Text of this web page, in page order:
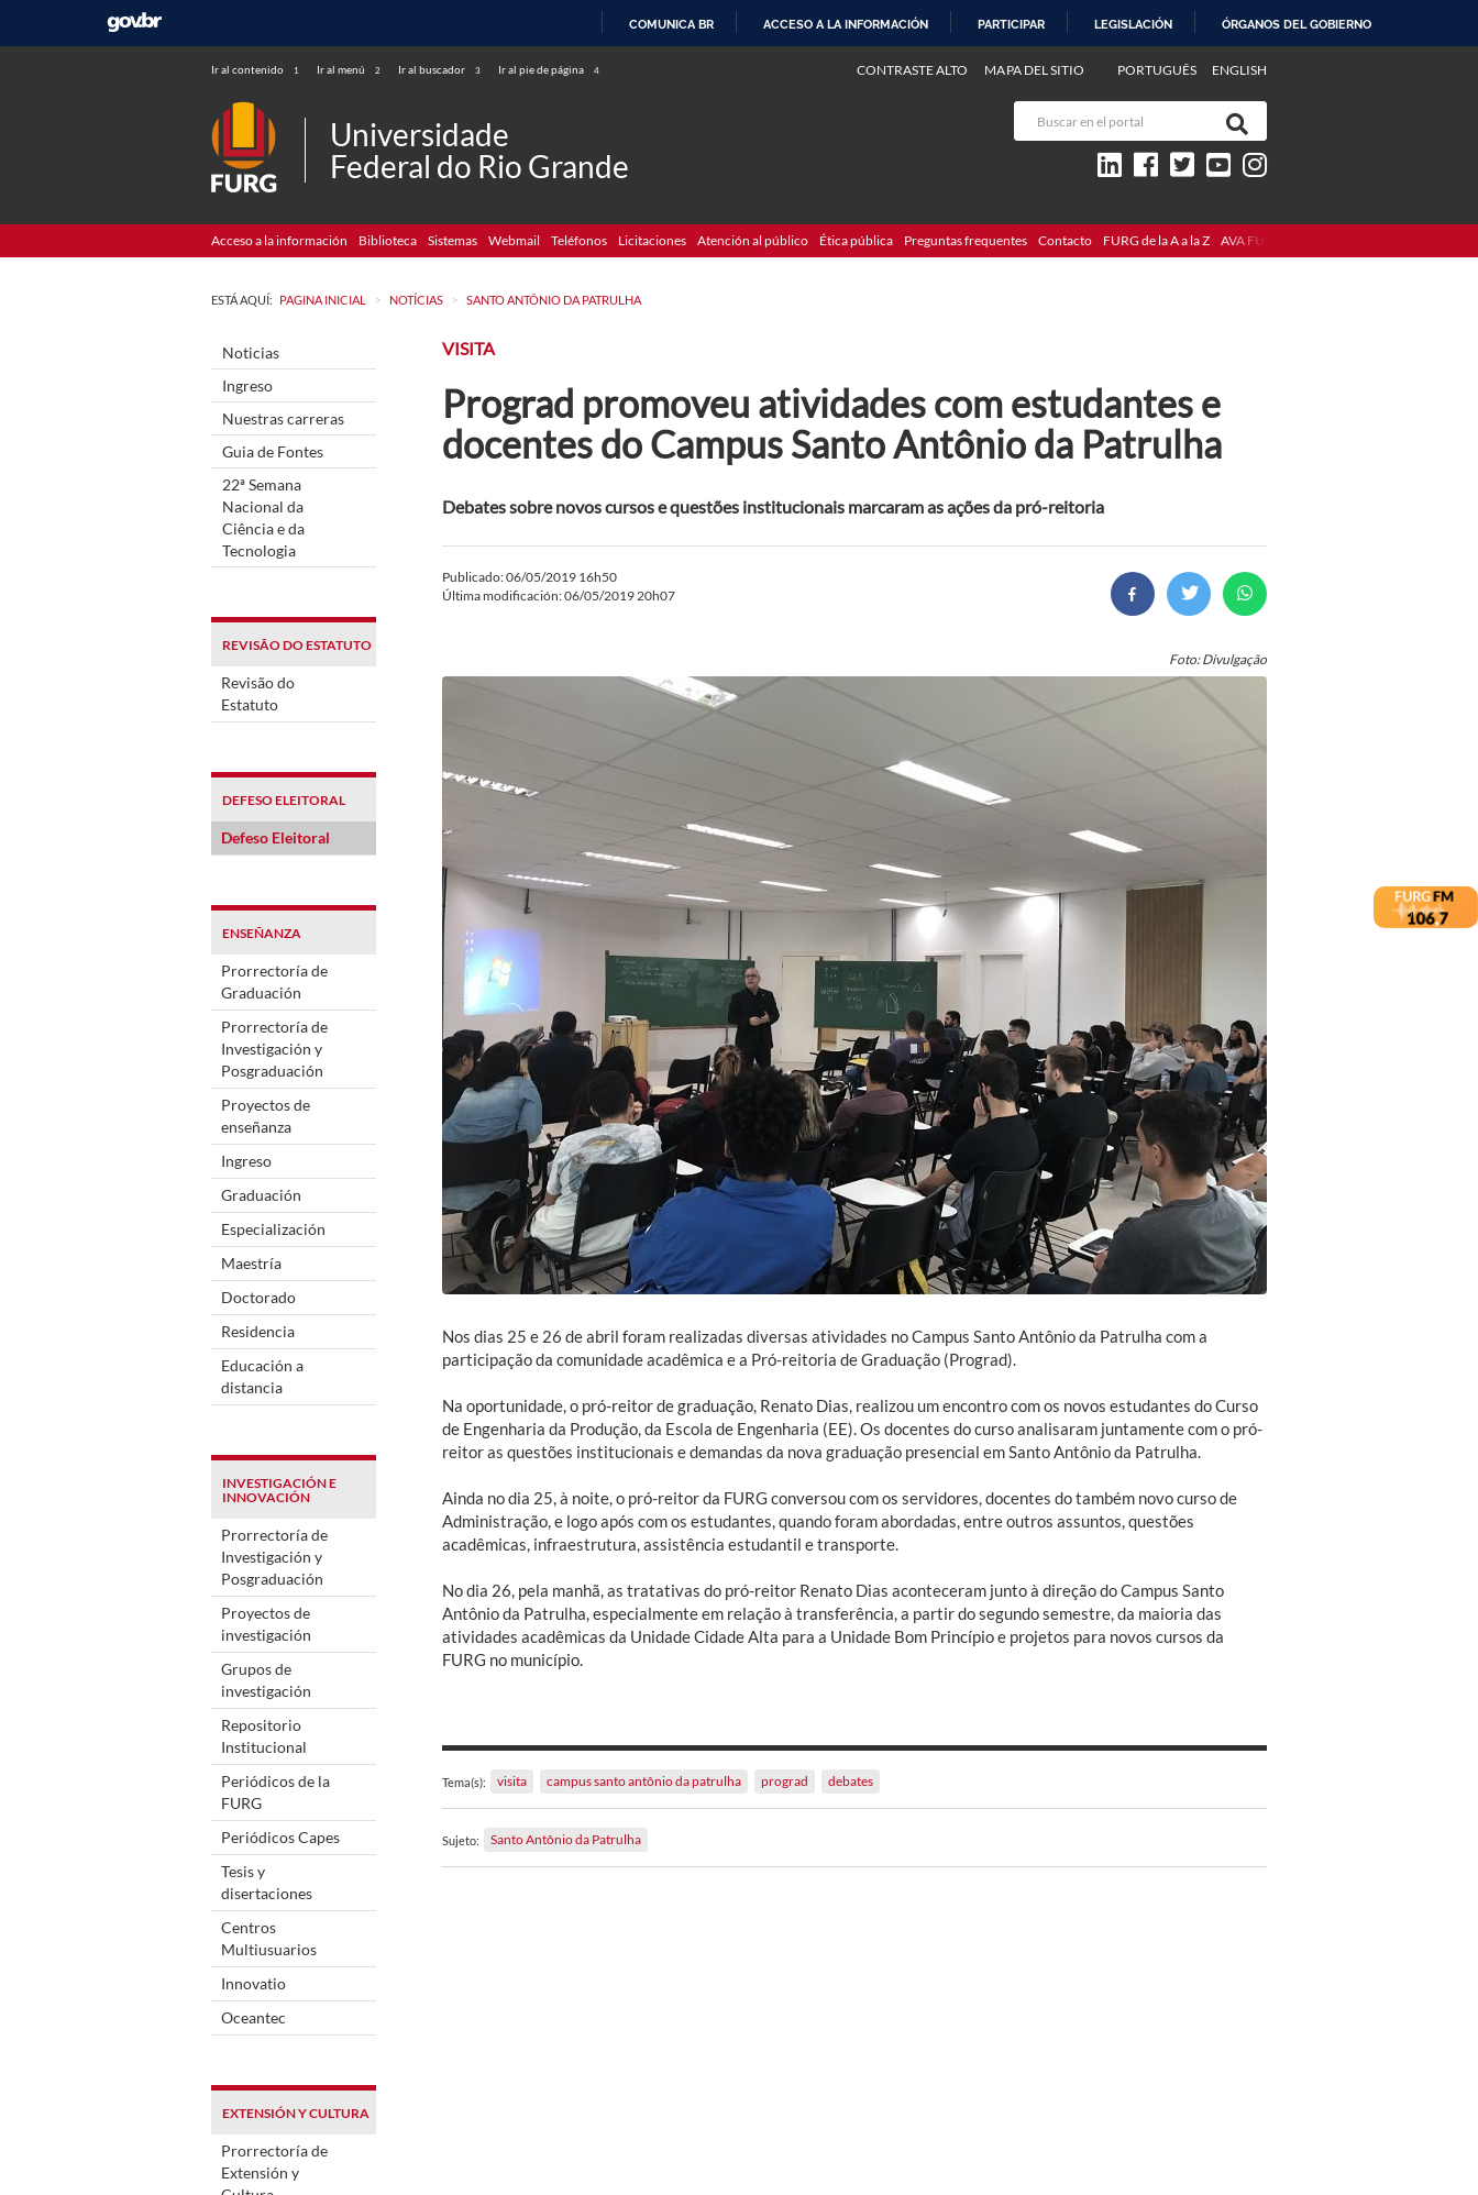
COMUNICA BR ACCESO A LA INFORMACIÓN PARTICIPAR LEGISLACIÓN ÓRGANOS DEL GOBIERNO
Ir al contenido 1 Ir al menú 2 Ir al buscador 3 Ir al pie de página 4 PORTUGUÊS ENGLISH
CONTRASTE ALTO MAPA DEL SITIO
Universidade
Federal do Rio Grande
Acceso a la información Biblioteca Sistemas Webmail Teléfonos Licitaciones Atención al público Ética pública Preguntas frequentes Contacto FURG de la A a la Z AVA FURG
ESTÁ AQUÍ: PAGINA INICIAL > NOTÍCIAS > SANTO ANTÔNIO DA PATRULHA
Noticias
Ingreso
Nuestras carreras
Guia de Fontes
22ª Semana
Nacional da
Ciência e da
Tecnologia
REVISÃO DO ESTATUTO
Revisão do
Estatuto
DEFESO ELEITORAL
Defeso Eleitoral
ENSEÑANZA
Prorrectoría de
Graduación
Prorrectoría de
Investigación y
Posgraduación
Proyectos de
enseñanza
Ingreso
Graduación
Especialización
Maestría
Doctorado
Residencia
Educación a
distancia
INVESTIGACIÓN E
INNOVACIÓN
Prorrectoría de
Investigación y
Posgraduación
Proyectos de
investigación
Grupos de
investigación
Repositorio
Institucional
Periódicos de la
FURG
Periódicos Capes
Tesis y
disertaciones
Centros
Multiusuarios
Innovatio
Oceantec
EXTENSIÓN Y CULTURA
Prorrectoría de
Extensión y
VISITA
Prograd promoveu atividades com estudantes e
docentes do Campus Santo Antônio da Patrulha
Debates sobre novos cursos e questões institucionais marcaram as ações da pró-reitoria
Publicado: 06/05/2019 16h50
Última modificación: 06/05/2019 20h07
Foto: Divulgação
Nos dias 25 e 26 de abril foram realizadas diversas atividades no Campus Santo Antônio da Patrulha com a
participação da comunidade acadêmica e a Pró-reitoria de Graduação (Prograd).
Na oportunidade, o pró-reitor de graduação, Renato Dias, realizou um encontro com os novos estudantes do Curso
de Engenharia da Produção, da Escola de Engenharia (EE). Os docentes do curso analisaram juntamente com o pró-
reitor as questões institucionais e demandas da nova graduação presencial em Santo Antônio da Patrulha.
Ainda no dia 25, à noite, o pró-reitor da FURG conversou com os servidores, docentes do também novo curso de
Administração, e logo após com os estudantes, quando foram abordadas, entre outros assuntos, questões
acadêmicas, infraestrutura, assistência estudantil e transporte.
No dia 26, pela manhã, as tratativas do pró-reitor Renato Dias aconteceram junto à direção do Campus Santo
Antônio da Patrulha, especialmente em relação à transferência, a partir do segundo semestre, da maioria das
atividades acadêmicas da Unidade Cidade Alta para a Unidade Bom Princípio e projetos para novos cursos da
FURG no município.
Tema(s): visita campus santo antônio da patrulha prograd debates
Sujeto: Santo Antônio da Patrulha